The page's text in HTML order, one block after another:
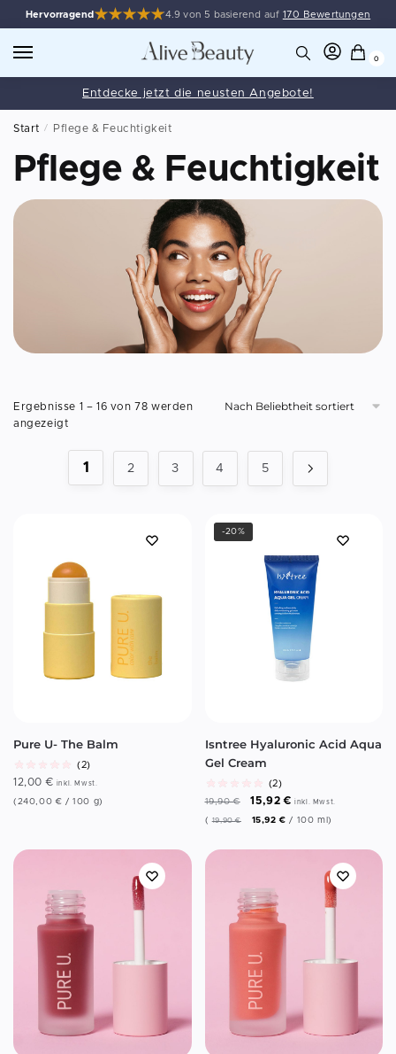
Hervorragend 4.9 von 5 basierend auf 170 Bewertungen
0
Entdecke jetzt die neusten Angebote!
Start / Pflege & Feuchtigkeit
Pflege & Feuchtigkeit
Ergebnisse 1 – 16 von 78 werden
angezeigt
1 2 3 4 5
Pure U- The Balm
(2)
12,00€ inkl. Mwst.
( 240,00€ /100 g)
-20%
Isntree Hyaluronic Acid Aqua
Gel Cream
(2)
19,90€ 15,92€ inkl. Mwst.
(19,90€ 15,92€ / 100 ml)